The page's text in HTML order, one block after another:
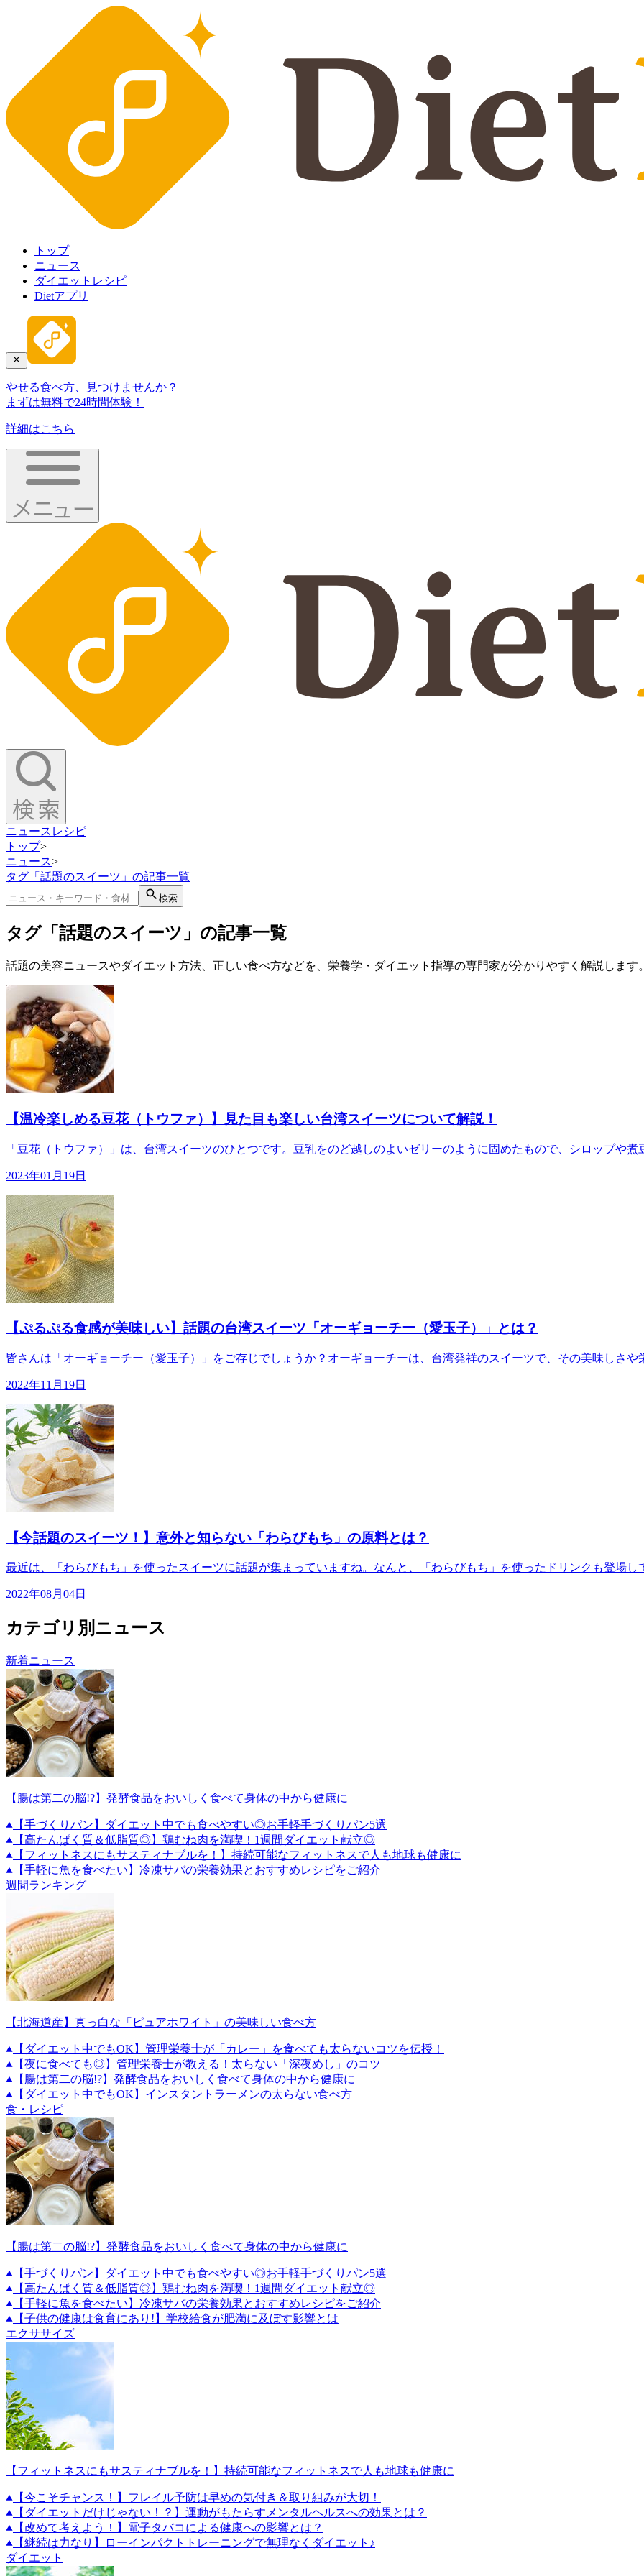
トップ
ニュース
ダイエットレシピ
Dietアプリ
やせる食べ方、見つけませんか？
まずは無料で24時間体験！
詳細はこちら
ニュース レシピ
トップ>
ニュース>
タグ「話題のスイーツ」の記事一覧
検索
タグ「話題のスイーツ」の記事一覧
話題の美容ニュースやダイエット方法、正しい食べ方などを、栄養学・ダイエット指導の専門家が分かりやすく解説します
【温冷楽しめる豆花（トウファ）】見た目も楽しい台湾スイーツについて解説！
「豆花（トウファ）」は、台湾スイーツのひとつです。豆乳をのど越しのよいゼリーのように固めたもので、シロップや煮
2023年01月19日
【ぷるぷる食感が美味しい】話題の台湾スイーツ「オーギョーチー（愛玉子）」とは？
皆さんは「オーギョーチー（愛玉子）」をご存じでしょうか？オーギョーチーは、台湾発祥のスイーツで、その美味しさや
2022年11月19日
【今話題のスイーツ！】意外と知らない「わらびもち」の原料とは？
最近は、「わらびもち」を使ったスイーツに話題が集まっていますね。なんと、「わらびもち」を使ったドリンクも登場し
2022年08月04日
カテゴリ別ニュース
新着ニュース
【腸は第二の脳!?】発酵食品をおいしく食べて身体の中から健康に
【手づくりパン】ダイエット中でも食べやすい◎お手軽手づくりパン5選
【高たんぱく質＆低脂質◎】鶏むね肉を満喫！1週間ダイエット献立◎
【フィットネスにもサスティナブルを！】持続可能なフィットネスで人も地球も健康に
【手軽に魚を食べたい】冷凍サバの栄養効果とおすすめレシピをご紹介
週間ランキング
【北海道産】真っ白な「ピュアホワイト」の美味しい食べ方
【ダイエット中でもOK】管理栄養士が「カレー」を食べても太らないコツを伝授！
【夜に食べても◎】管理栄養士が教える！太らない「深夜めし」のコツ
【腸は第二の脳!?】発酵食品をおいしく食べて身体の中から健康に
【ダイエット中でもOK】インスタントラーメンの太らない食べ方
食・レシピ
【腸は第二の脳!?】発酵食品をおいしく食べて身体の中から健康に
【手づくりパン】ダイエット中でも食べやすい◎お手軽手づくりパン5選
【高たんぱく質＆低脂質◎】鶏むね肉を満喫！1週間ダイエット献立◎
【手軽に魚を食べたい】冷凍サバの栄養効果とおすすめレシピをご紹介
【子供の健康は食育にあり!】学校給食が肥満に及ぼす影響とは
エクササイズ
【フィットネスにもサスティナブルを！】持続可能なフィットネスで人も地球も健康に
【今こそチャンス！】フレイル予防は早めの気付き＆取り組みが大切！
【ダイエットだけじゃない！？】運動がもたらすメンタルヘルスへの効果とは？
【改めて考えよう！】電子タバコによる健康への影響とは？
【継続は力なり】ローインパクトトレーニングで無理なくダイエット♪
ダイエット